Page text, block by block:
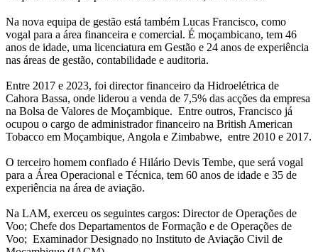
Na nova equipa de gestão está também Lucas Francisco, como
vogal para a área financeira e comercial. É moçambicano, tem 46
anos de idade, uma licenciatura em Gestão e 24 anos de experiência
nas áreas de gestão, contabilidade e auditoria.
Entre 2017 e 2023, foi director financeiro da Hidroelétrica de
Cahora Bassa, onde liderou a venda de 7,5% das acções da empresa
na Bolsa de Valores de Moçambique. Entre outros, Francisco já
ocupou o cargo de administrador financeiro na British American
Tobacco em Moçambique, Angola e Zimbabwe, entre 2010 e 2017.
O terceiro homem confiado é Hilário Devis Tembe, que será vogal
para a Área Operacional e Técnica, tem 60 anos de idade e 35 de
experiência na área de aviação.
Na LAM, exerceu os seguintes cargos: Director de Operações de
Voo; Chefe dos Departamentos de Formação e de Operações de
Voo; Examinador Designado no Instituto de Aviação Civil de